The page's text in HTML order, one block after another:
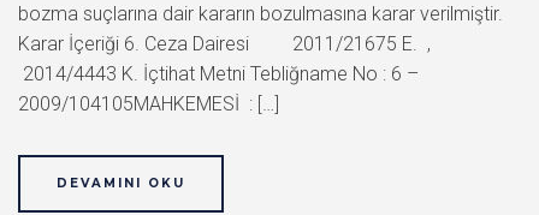
bozma suçlarına dair kararın bozulmasına karar verilmiştir.
Karar İçeriği 6. Ceza Dairesi 2011/21675 E. ,
2014/4443 K. İçtihat Metni Tebliğname No : 6 –
2009/104105MAHKEMESİ : […]
DEVAMINI OKU